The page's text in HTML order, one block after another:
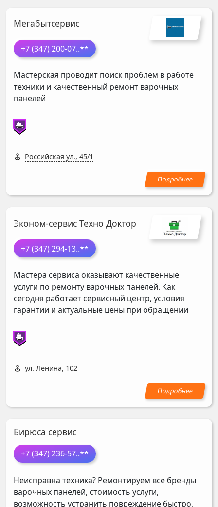
Мегабытсервис
+7 (347) 200-07..**
Мастерская проводит поиск проблем в работе
техники и качественный ремонт варочных
панелей
Российская ул., 45/1
Эконом-сервис Техно Доктор
+7 (347) 294-13..**
Мастера сервиса оказывают качественные
услуги по ремонту варочных панелей. Как
сегодня работает сервисный центр, условия
гарантии и актуальные цены при обращении
ул. Ленина, 102
Бирюса сервис
+7 (347) 236-57..**
Неисправна техника? Ремонтируем все бренды
варочных панелей, стоимость услуги,
возможность устранить повреждение быстро,